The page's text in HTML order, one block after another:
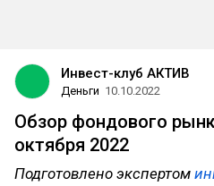
Инвест-клуб АКТИВ
Деньги 10.10.2022
Обзор фондового
октября 2022
Подготовлено экспертом